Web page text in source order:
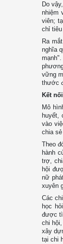
Do
nhiệm
viên;
chỉ
Ra
nghĩa
vững
thước
Kết
Mô
huyết,
vào
chia
Theo
hành
trợ,
hội
nữ
xuyên
Các
học
được
chi
xây
tại chi